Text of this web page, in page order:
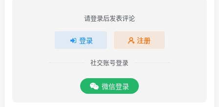
请登录后发表评论
登录 注册
社交账号登录
微信登录